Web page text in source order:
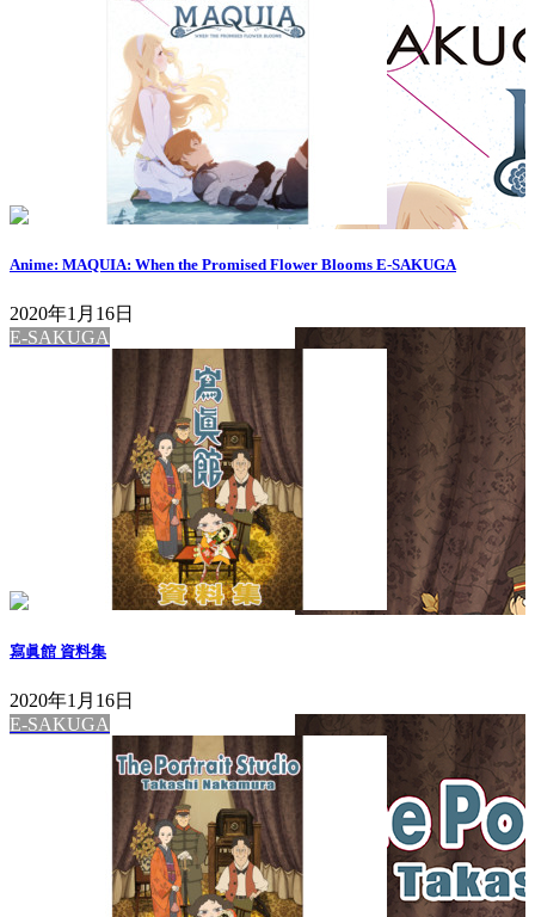
Anime: MAQUIA: When the Promised Flower Blooms E-SAKUGA
2020年1月16日
E-SAKUGA
寫眞館 資料集
2020年1月16日
E-SAKUGA